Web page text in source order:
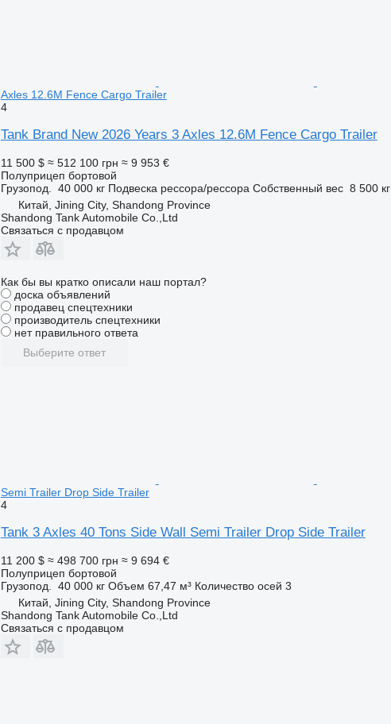
Axles 12.6M Fence Cargo Trailer
4
Tank Brand New 2026 Years 3 Axles 12.6M Fence Cargo Trailer
11 500 $ ≈ 512 100 грн ≈ 9 953 €
Полуприцеп бортовой
Грузопод.
40 000 кг Подвеска рессора/рессора Собственный вес 8 500 кг
Китай, Jining City, Shandong Province
Shandong Tank Automobile Co.,Ltd
Связаться с продавцом
Как бы вы кратко описали наш портал?
доска объявлений
продавец спецтехники
производитель спецтехники
нет правильного ответа
Выберите ответ
Semi Trailer Drop Side Trailer
4
Tank 3 Axles 40 Tons Side Wall Semi Trailer Drop Side Trailer
11 200 $ ≈ 498 700 грн ≈ 9 694 €
Полуприцеп бортовой
Грузопод.
40 000 кг Объем 67,47 м³ Количество осей 3
Китай, Jining City, Shandong Province
Shandong Tank Automobile Co.,Ltd
Связаться с продавцом